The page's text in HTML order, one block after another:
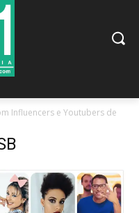
Influencers e Youtubers de